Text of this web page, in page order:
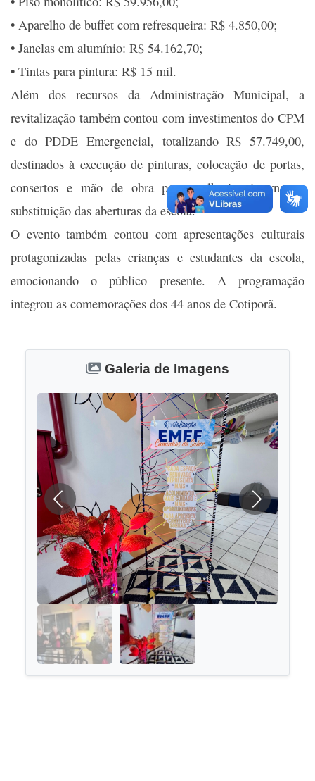
• Aparelho de buffet com refresqueira: R$ 4.850,00;
• Janelas em alumínio: R$ 54.162,70;
• Tintas para pintura: R$ 15 mil.
Além dos recursos da Administração Municipal, a
revitalização também contou com investimentos do CPM
e do PDDE Emergencial, totalizando R$ 57.749,00,
destinados à execução de pinturas, colocação de portas,
consertos e mão de obra para melhorias internas e
substituição das aberturas da escola.
O evento também contou com apresentações culturais
protagonizadas pelas crianças e estudantes da escola,
emocionando o público presente. A programação
integrou as comemorações dos 44 anos de Cotiporã.
Galeria de Imagens